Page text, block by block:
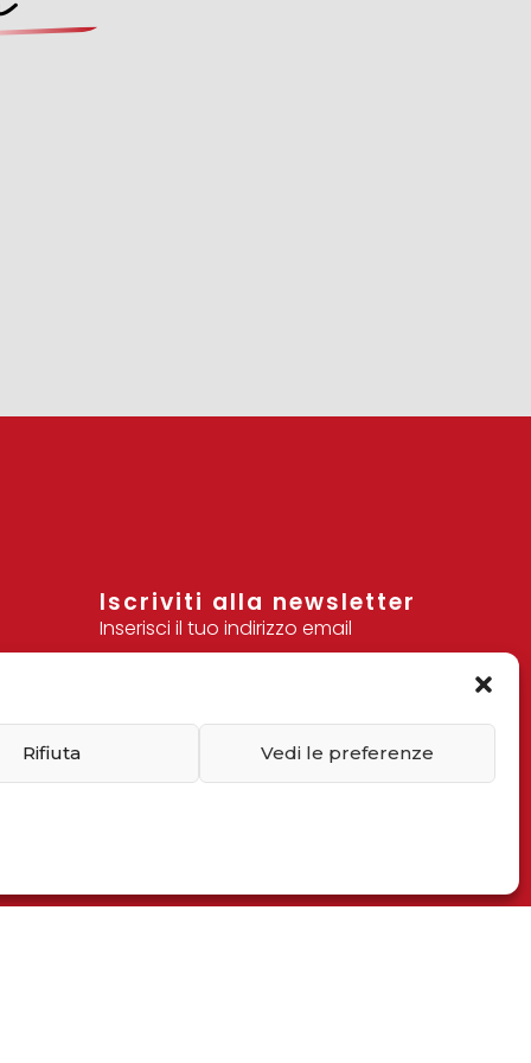
Rifiuta Vedi le preferenze
Iscriviti alla newsletter
Inserisci il tuo indirizzo email
Dimostra di essere umano
selezionandocuore.